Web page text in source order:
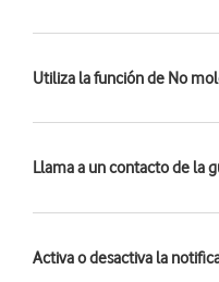
Utiliza la función de No
Llama a un contacto de la
Activa o desactiva la